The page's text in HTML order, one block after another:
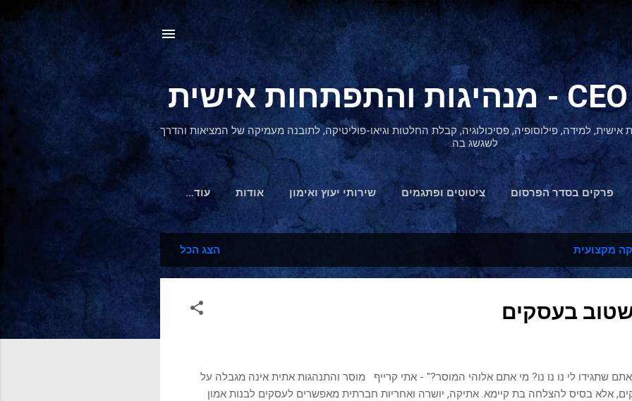
דילוג לתוכן הראשי
אישית, למידה, פילוסופיה, פסיכולוגיה, קבלת החלטות וגיאו-פוליטיקה, לתובנה מעמיקה של המציאות והדרך
לשגשג בה.
פרקים בסדר הפרסום ציטוטים ופתגמים שירותי יעוץ ואימון אודות ‏עוד…
הצהרת נגישות
מקצועית הצג הכל
בעסקים
שתגידו לי נו נו נו? מי אתם אלוהי המוסר?" - אתי קרייף מוסר והתנהגות אתית אינה מגבלה על
אלא בסיס להצלחה בת קיימא. אתיקה, יושרה ואחריות חברתית מאפשרים לעסקים לבנות אמון